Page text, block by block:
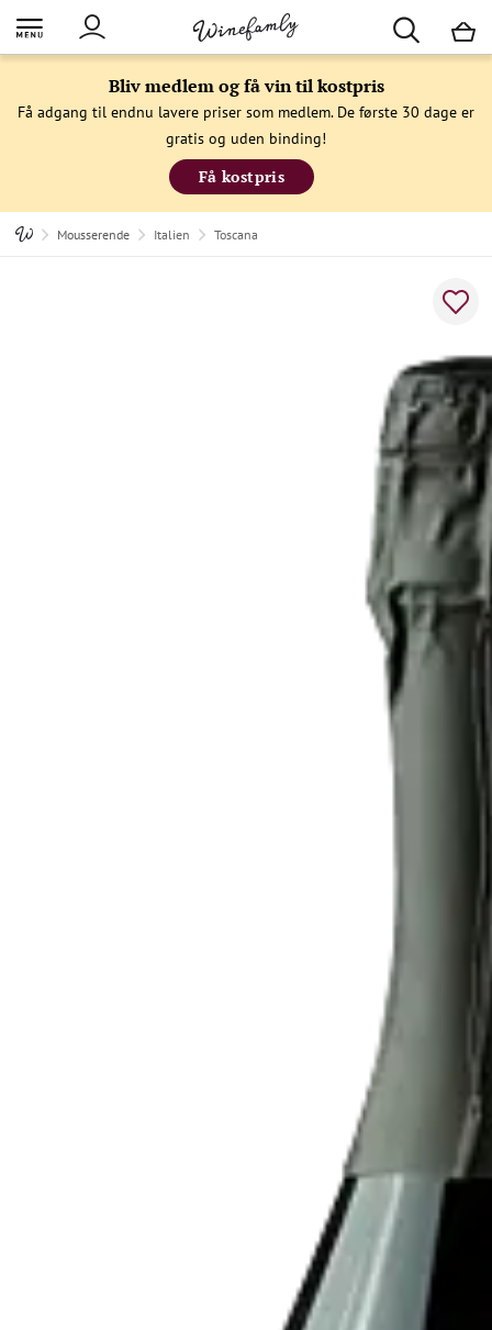
Bliv medlem og få vin til kostpris
Få adgang til endnu lavere priser som medlem. De første 30 dage er
gratis og uden binding!
Få kostpris
Mousserende Italien Toscana